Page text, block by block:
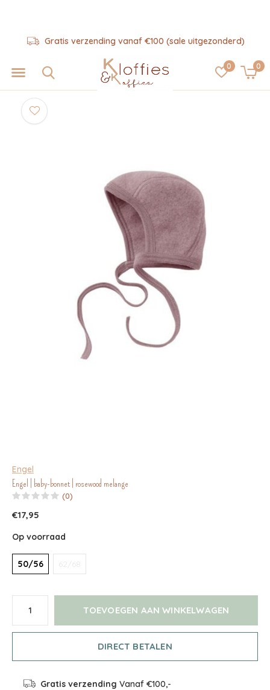
0 0
Gratis verzending vanaf €100 (sale uitgezonderd)
Engel
Engel | baby-bonnet | rosewood melange
(0)
€17,95
Op voorraad
50/56 62/68
TOEVOEGEN AAN WINKELWAGEN
DIRECT BETALEN
Gratis verzending Vanaf €100,-